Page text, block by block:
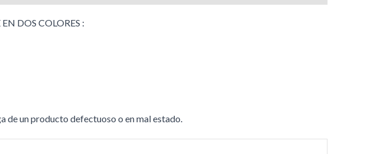
DOS COLORES :
de un producto defectuoso o en mal estado.